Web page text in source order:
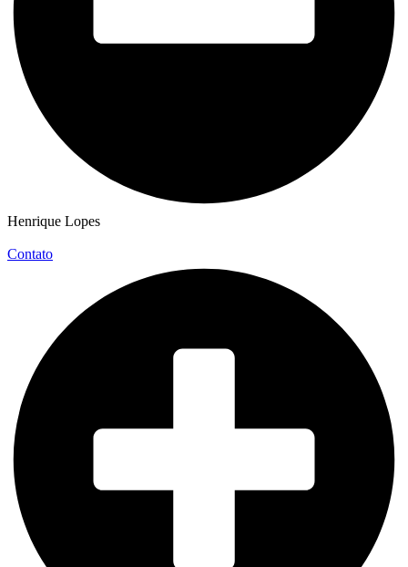
Henrique Lopes
Contato